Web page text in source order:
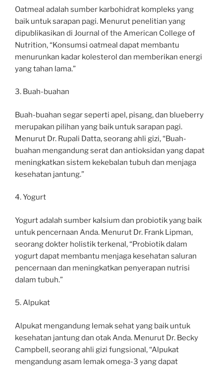
Oatmeal adalah sumber karbohidrat kompleks yang
baik untuk sarapan pagi. Menurut penelitian yang
dipublikasikan di Journal of the American College of
Nutrition, “Konsumsi oatmeal dapat membantu
menurunkan kadar kolesterol dan memberikan energi
yang tahan lama.”
3. Buah-buahan
Buah-buahan segar seperti apel, pisang, dan blueberry
merupakan pilihan yang baik untuk sarapan pagi.
Menurut Dr. Rupali Datta, seorang ahli gizi, “Buah-
buahan mengandung serat dan antioksidan yang dapat
meningkatkan sistem kekebalan tubuh dan menjaga
kesehatan jantung.”
4. Yogurt
Yogurt adalah sumber kalsium dan probiotik yang baik
untuk pencernaan Anda. Menurut Dr. Frank Lipman,
seorang dokter holistik terkenal, “Probiotik dalam
yogurt dapat membantu menjaga kesehatan saluran
pencernaan dan meningkatkan penyerapan nutrisi
dalam tubuh.”
5. Alpukat
Alpukat mengandung lemak sehat yang baik untuk
kesehatan jantung dan otak Anda. Menurut Dr. Becky
Campbell, seorang ahli gizi fungsional, “Alpukat
mengandung asam lemak omega-3 yang dapat